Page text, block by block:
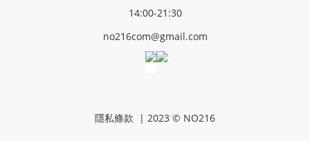
14:00-21:30
no216com@gmail.com
隱私條款 | 2023 © NO216